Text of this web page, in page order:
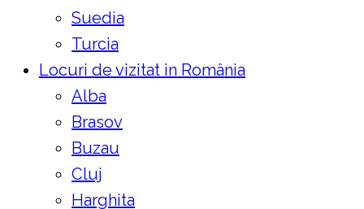
Suedia
Turcia
Locuri de vizitat in România
Alba
Brasov
Buzau
Cluj
Harghita